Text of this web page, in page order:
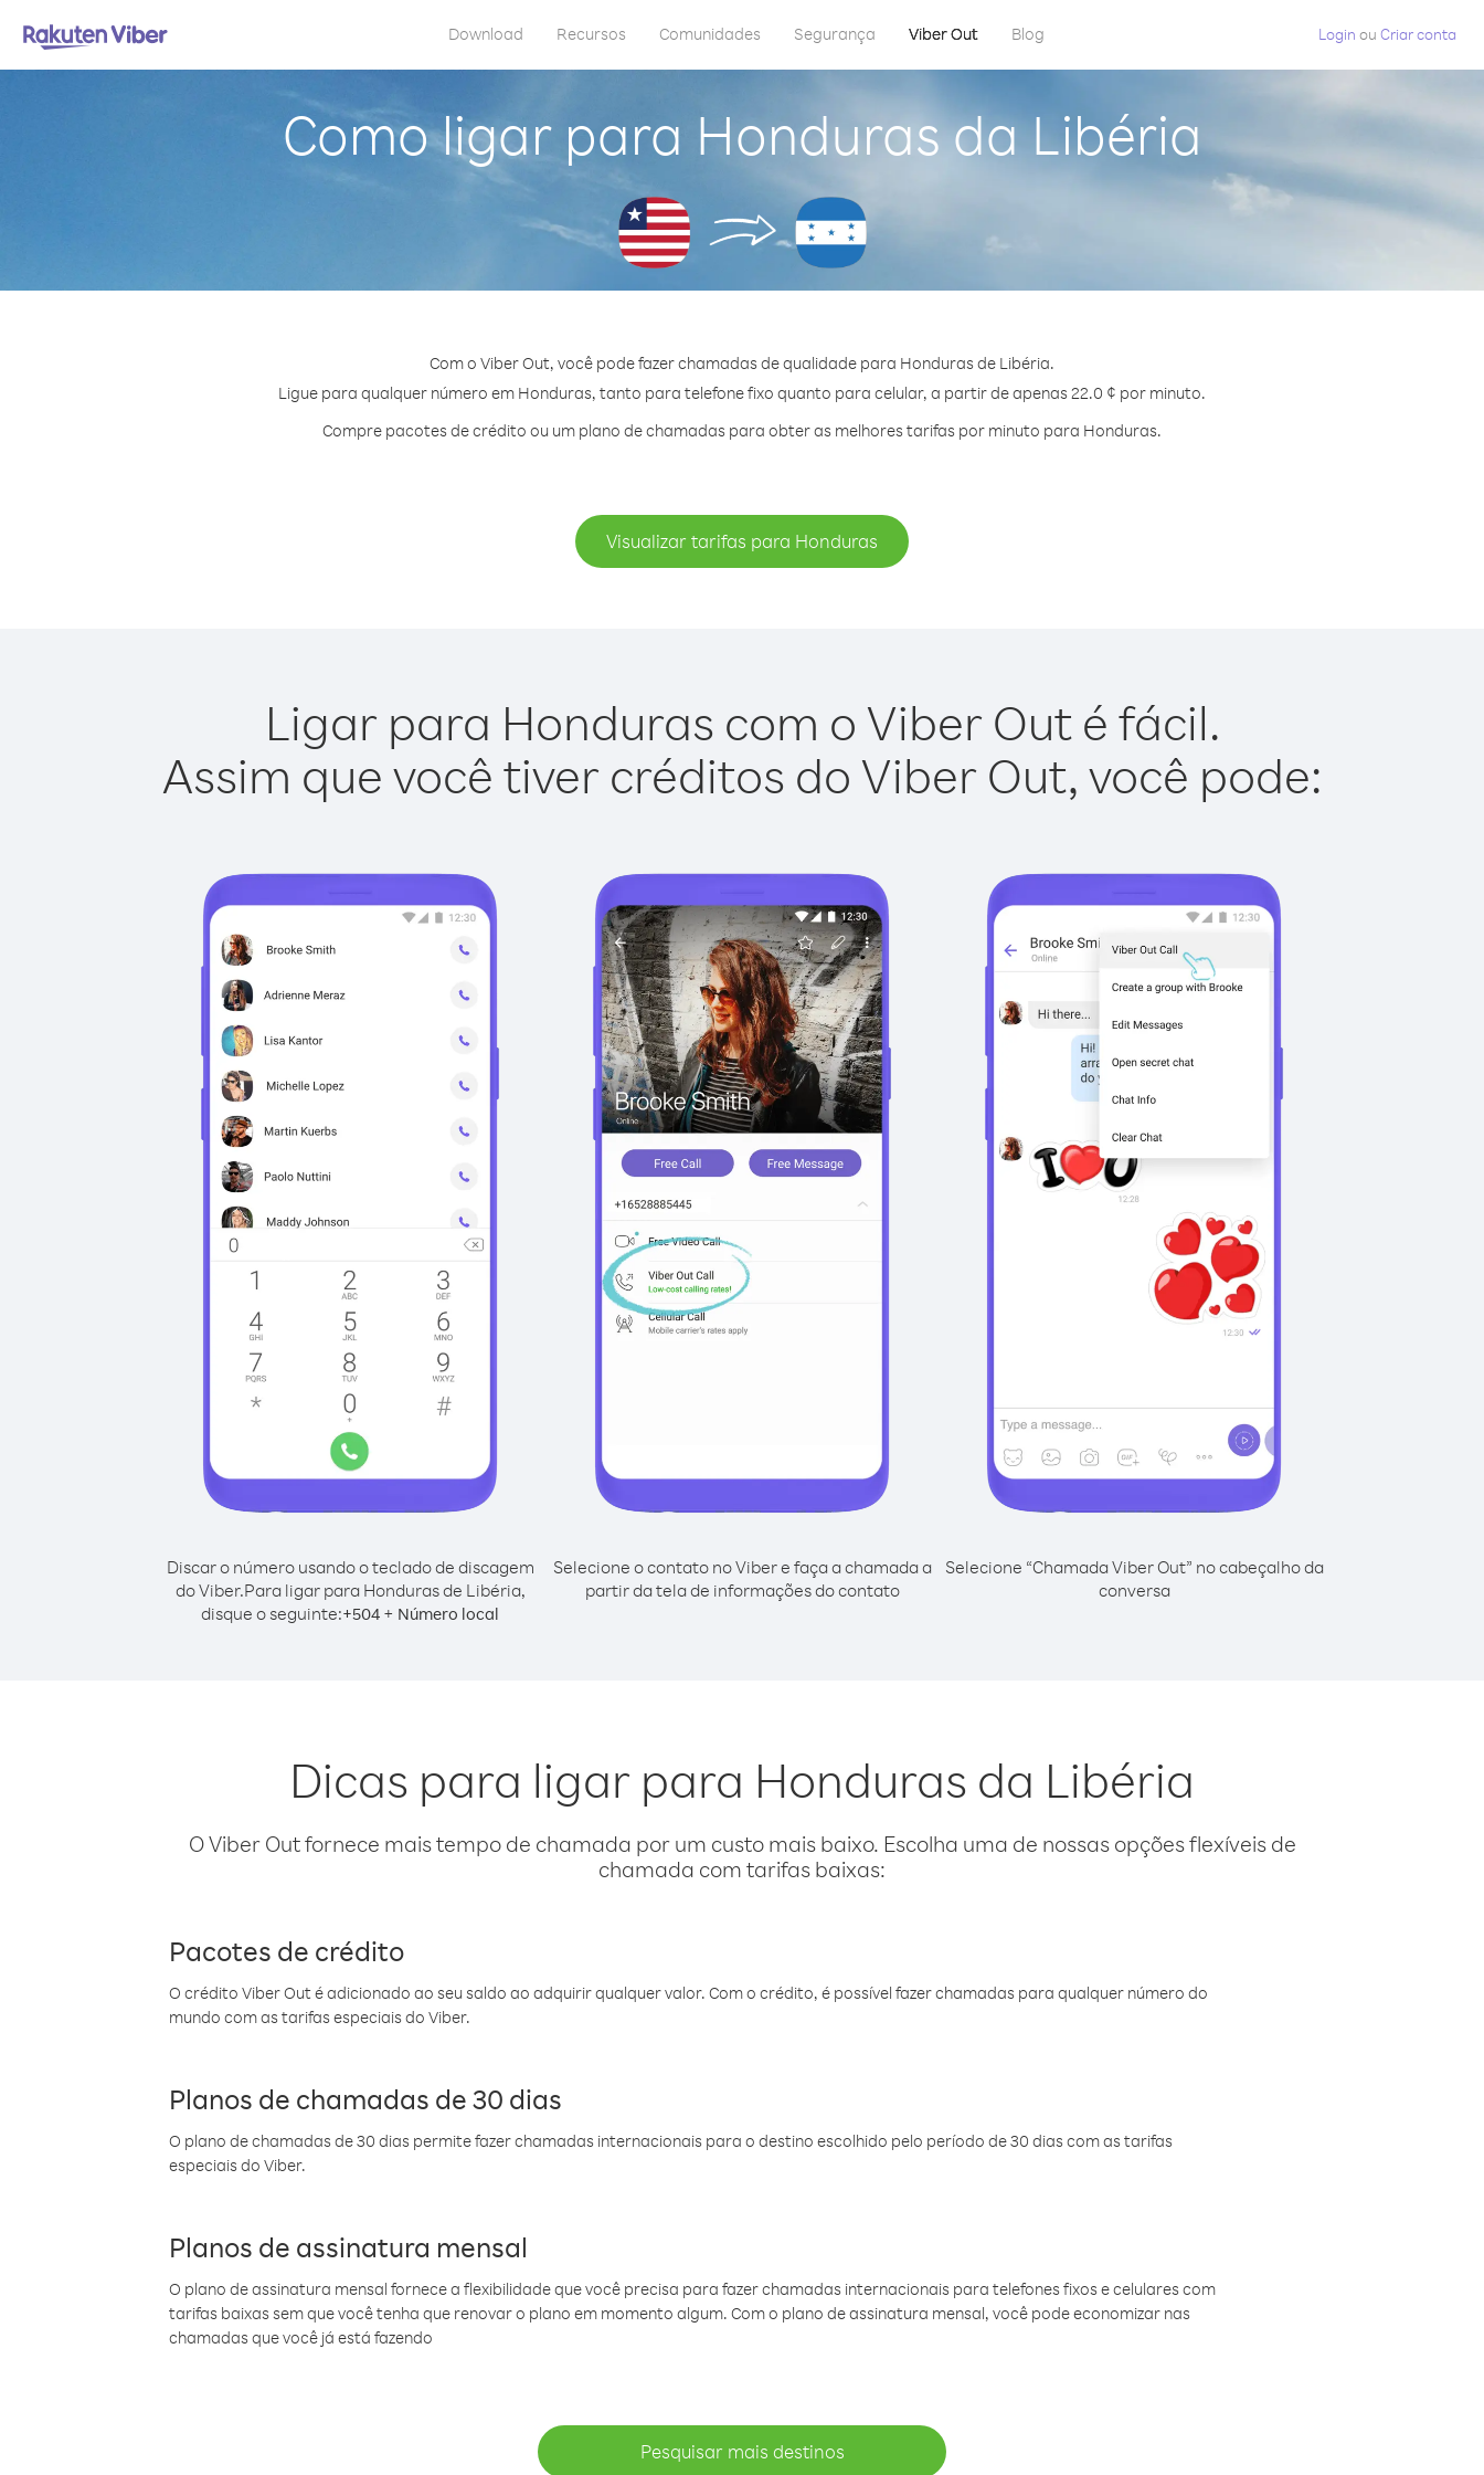
Download Recursos Comunidades Segurança Viber Out Blog Login ou Criar conta
Como ligar para Honduras da Libéria
Com o Viber Out, você pode fazer chamadas de qualidade para Honduras de Libéria.
Ligue para qualquer número em Honduras, tanto para telefone fixo quanto para celular, a partir de apenas 22.0 ¢ por minuto.
Compre pacotes de crédito ou um plano de chamadas para obter as melhores tarifas por minuto para Honduras.
Visualizar tarifas para Honduras
Ligar para Honduras com o Viber Out é fácil.
Assim que você tiver créditos do Viber Out, você pode:
Discar o número usando o teclado de discagem
do Viber.Para ligar para Honduras de Libéria,
disque o seguinte:+504 + Número local
Selecione o contato no Viber e faça a chamada a
partir da tela de informações do contato
Selecione “Chamada Viber Out” no cabeçalho da
conversa
Dicas para ligar para Honduras da Libéria
O Viber Out fornece mais tempo de chamada por um custo mais baixo. Escolha uma de nossas opções flexíveis de
chamada com tarifas baixas:
Pacotes de crédito
O crédito Viber Out é adicionado ao seu saldo ao adquirir qualquer valor. Com o crédito, é possível fazer chamadas para qualquer número do
mundo com as tarifas especiais do Viber.
Planos de chamadas de 30 dias
O plano de chamadas de 30 dias permite fazer chamadas internacionais para o destino escolhido pelo período de 30 dias com as tarifas
especiais do Viber.
Planos de assinatura mensal
O plano de assinatura mensal fornece a flexibilidade que você precisa para fazer chamadas internacionais para telefones fixos e celulares com
tarifas baixas sem que você tenha que renovar o plano em momento algum. Com o plano de assinatura mensal, você pode economizar nas
chamadas que você já está fazendo
Pesquisar mais destinos